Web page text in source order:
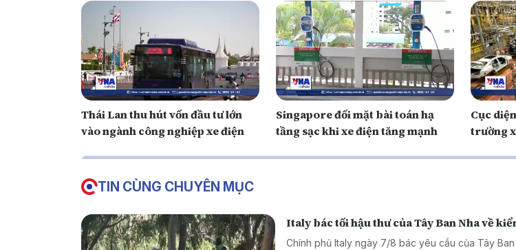
Thái Lan thu hút vốn đầu tư lớn
vào ngành công nghiệp xe điện
Singapore đối mặt bài toán hạ
tầng sạc khi xe điện tăng mạnh
Cục
trường
TIN CÙNG CHUYÊN MỤC
Italy bác tối hậu thư của Tây Ban Nha về
Chính phủ Italy ngày 7/8 bác yêu cầu của Tây